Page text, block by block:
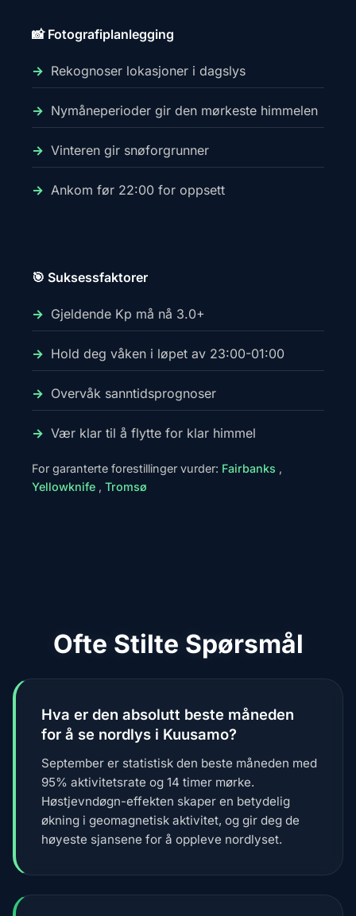
📸 Fotografiplanlegging
Rekognoser lokasjoner i dagslys
Nymåneperioder gir den mørkeste himmelen
Vinteren gir snøforgrunner
Ankom før 22:00 for oppsett
🎯 Suksessfaktorer
Gjeldende Kp må nå 3.0+
Hold deg våken i løpet av 23:00-01:00
Overvåk sanntidsprognoser
Vær klar til å flytte for klar himmel
For garanterte forestillinger vurder: Fairbanks ,
Yellowknife , Tromsø
Ofte Stilte Spørsmål
Hva er den absolutt beste måneden
for å se nordlys i Kuusamo?
September er statistisk den beste måneden med
95% aktivitetsrate og 14 timer mørke.
Høstjevndøgn-effekten skaper en betydelig
økning i geomagnetisk aktivitet, og gir deg de
høyeste sjansene for å oppleve nordlyset.